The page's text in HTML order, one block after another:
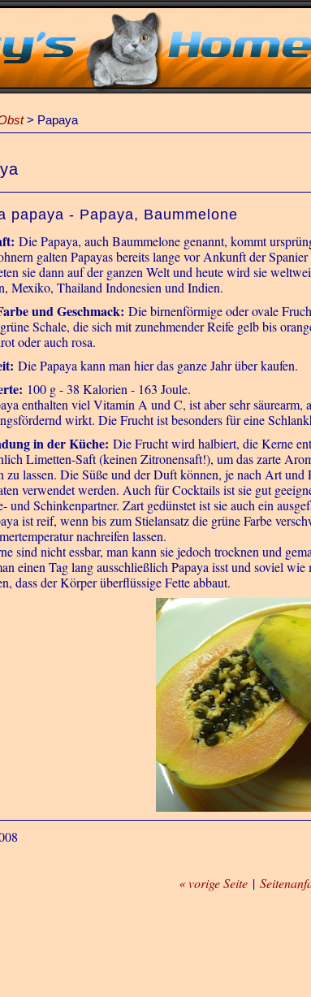
> Papaya
papaya - Papaya, Baummelone
Die Papaya, auch Baummelone genannt, kommt
galten Papayas bereits lange vor Ankunft der
sie dann auf der ganzen Welt und heute wird sie
Mexiko, Thailand Indonesien und Indien.
und Geschmack: Die birnenförmige oder ovale
Schale, die sich mit zunehmender Reife gelb bis
oder auch rosa.
Die Papaya kann man hier das ganze Jahr über kaufen.
100 g - 38 Kalorien - 163 Joule.
enthalten viel Vitamin A und C, ist aber sehr säurearm,
wirkt. Die Frucht ist besonders für eine
in der Küche: Die Frucht wird halbiert, die Kerne
Limetten-Saft (keinen Zitronensaft!), um das zarte
zu lassen. Die Süße und der Duft können, je nach Art
verwendet werden. Auch für Cocktails ist sie gut
und Schinkenpartner. Zart gedünstet ist sie auch ein
ist reif, wenn bis zum Stielansatz die grüne Farbe
nachreifen lassen.
sind nicht essbar, man kann sie jedoch trocknen und
einen Tag lang ausschließlich Papaya isst und soviel
dass der Körper überflüssige Fette abbaut.
« vorige Seite |